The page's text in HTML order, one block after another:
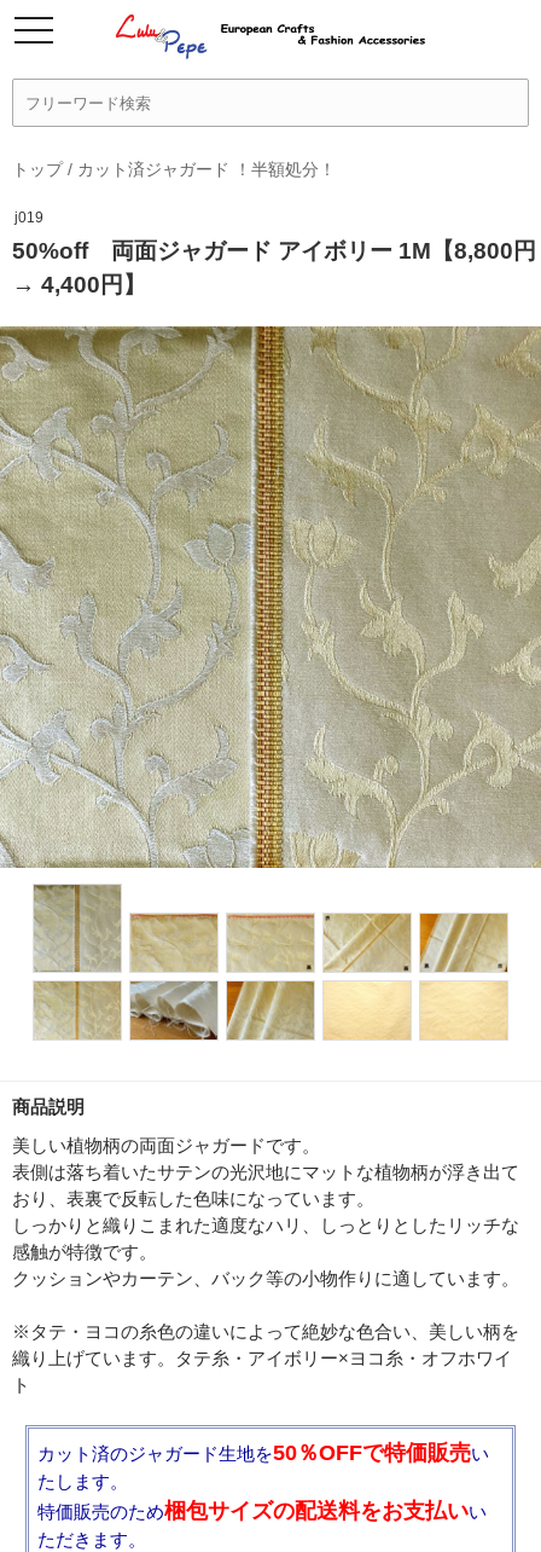
トップ/ カット済ジャガード ！半額処分！
j019
50%off 両面ジャガード アイボリー 1M【8,800円
→ 4,400円】
商品説明
美しい植物柄の両面ジャガードです。
表側は落ち着いたサテンの光沢地にマットな植物柄が浮き出て
おり、表裏で反転した色味になっています。
しっかりと織りこまれた適度なハリ、しっとりとしたリッチな
感触が特徴です。
クッションやカーテン、バック等の小物作りに適しています。
※タテ・ヨコの糸色の違いによって絶妙な色合い、美しい柄を
織り上げています。タテ糸・アイボリー×ヨコ糸・オフホワイ
ト
カット済のジャガード生地を50％OFFで特価販売い
たします。
特価販売のため梱包サイズの配送料をお支払いい
ただきます。